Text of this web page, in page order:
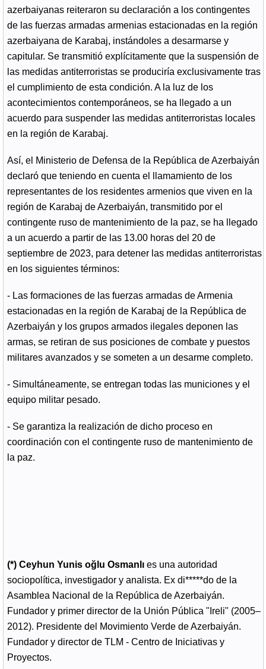
azerbaiyanas reiteraron su declaración a los contingentes
de las fuerzas armadas armenias estacionadas en la región
azerbaiyana de Karabaj, instándoles a desarmarse y
capitular. Se transmitió explícitamente que la suspensión de
las medidas antiterroristas se produciría exclusivamente tras
el cumplimiento de esta condición. A la luz de los
acontecimientos contemporáneos, se ha llegado a un
acuerdo para suspender las medidas antiterroristas locales
en la región de Karabaj.
Así, el Ministerio de Defensa de la República de Azerbaiyán
declaró que teniendo en cuenta el llamamiento de los
representantes de los residentes armenios que viven en la
región de Karabaj de Azerbaiyán, transmitido por el
contingente ruso de mantenimiento de la paz, se ha llegado
a un acuerdo a partir de las 13.00 horas del 20 de
septiembre de 2023, para detener las medidas antiterroristas
en los siguientes términos:
- Las formaciones de las fuerzas armadas de Armenia
estacionadas en la región de Karabaj de la República de
Azerbaiyán y los grupos armados ilegales deponen las
armas, se retiran de sus posiciones de combate y puestos
militares avanzados y se someten a un desarme completo.
- Simultáneamente, se entregan todas las municiones y el
equipo militar pesado.
- Se garantiza la realización de dicho proceso en
coordinación con el contingente ruso de mantenimiento de
la paz.
(*) Ceyhun Yunis oğlu Osmanlıes una autoridad
sociopolítica, investigador y analista. Ex di*****do de la
Asamblea Nacional de la República de Azerbaiyán.
Fundador y primer director de la Unión Pública "Ireli" (2005–
2012). Presidente del Movimiento Verde de Azerbaiyán.
Fundador y director de TLM - Centro de Iniciativas y
Proyectos.